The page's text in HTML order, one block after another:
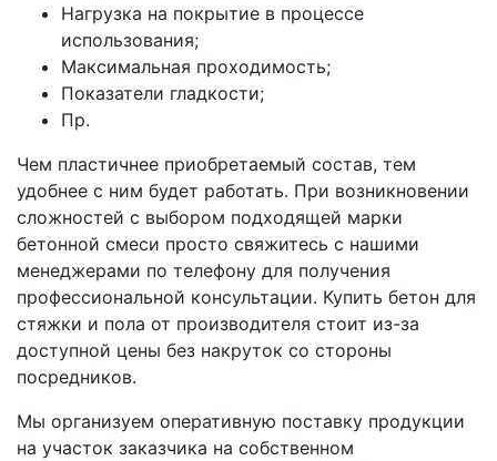
Нагрузка на покрытие в процессе
использования;
Максимальная проходимость;
Показатели гладкости;
Пр.
Чем пластичнее приобретаемый состав, тем
удобнее с ним будет работать. При возникновении
сложностей с выбором подходящей марки
бетонной смеси просто свяжитесь с нашими
менеджерами по телефону для получения
профессиональной консультации. Купить бетон для
стяжки и пола от производителя стоит из-за
доступной цены без накруток со стороны
посредников.
Мы организуем оперативную поставку продукции
на участок заказчика на собственном